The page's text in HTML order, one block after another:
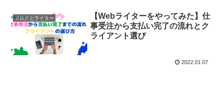
ブログとライター
【Webライターをやってみた】仕
事受注から支払い完了の流れとク
ライアント選び
2022.01.07